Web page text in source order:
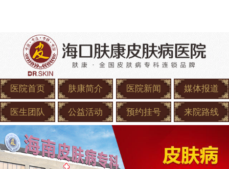
医院首页 肤康简介 医院新闻 媒体报道
医生团队 公益活动 预约挂号 来院路线